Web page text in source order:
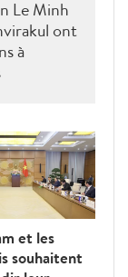
Le Minh
ont
à
et les
souhaitent